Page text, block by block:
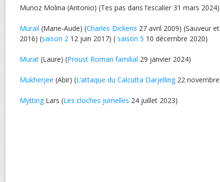
Munoz Molina (Antonio) (Tes pas dans l’escalier 31 mars 2024)
Murail (Marie-Aude) (Charles Dickens 27 avril 2009) (Sauveur
2016) (saison 2 12 juin 2017) ( saison 5 10 décembre 2020)
Murat (Laure) (Proust Roman familial 29 janvier 2024)
Mukherjee (Abir) (L’attaque du Calcutta Darjelling22
MyttingLars (Les cloches jumelles 24 juillet 2023)